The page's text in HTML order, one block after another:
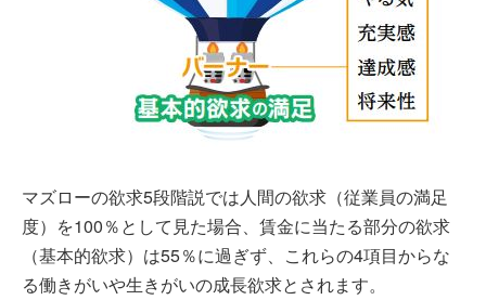
マズローの欲求5段階説では人間の欲求（従業員の満足
度）を100％として見た場合、賃金に当たる部分の欲求
（基本的欲求）は55％に過ぎず、これらの4項目からな
る働きがいや生きがいの成長欲求とされます。